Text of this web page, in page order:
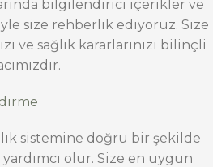
bilgilendirici içerikler ve
size rehberlik ediyoruz. Size
ve sağlık kararlarınızı bilinçli
sistemine doğru bir şekilde
olur. Size en uygun